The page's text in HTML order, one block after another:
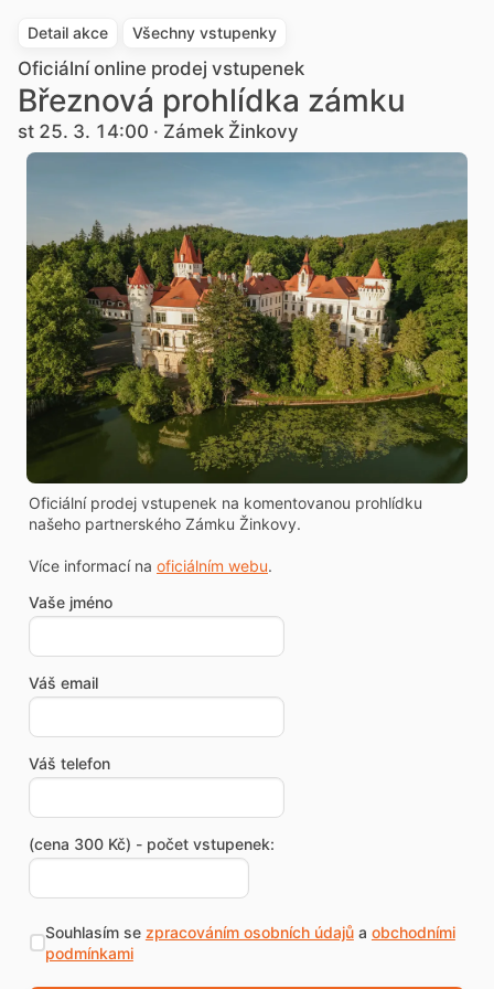
Detail akce Všechny vstupenky
Oficiální online prodej vstupenek
Březnová prohlídka zámku
st 25. 3. 14:00 · Zámek Žinkovy
Oficiální prodej vstupenek na komentovanou prohlídku
našeho partnerského Zámku Žinkovy.
Více informací na oficiálním webu.
Vaše jméno
Váš email
Váš telefon
(cena 300 Kč) - počet vstupenek:
Souhlasím se zpracováním osobních údajůa obchodními
podmínkami